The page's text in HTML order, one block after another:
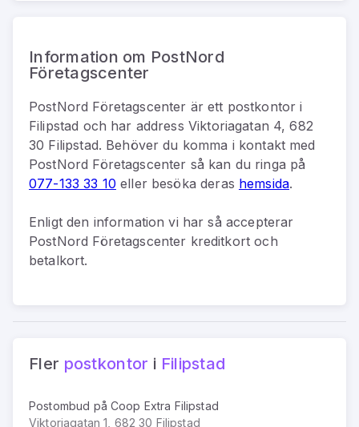
Information om PostNord
Företagscenter
PostNord Företagscenter ärett postkontor i
Filipstad och har address Viktoriagatan 4, 682
30 Filipstad. Behöver du komma i kontakt med
PostNord Företagscenter så kan du ringa på
077-133 33 10 eller besöka deras hemsida.
Enligt den information vi har så accepterar
PostNord Företagscenter kreditkort och
betalkort.
Fler postkontor i Filipstad
Postombud på Coop Extra Filipstad
Viktoriagatan 1, 682 30 Filipstad